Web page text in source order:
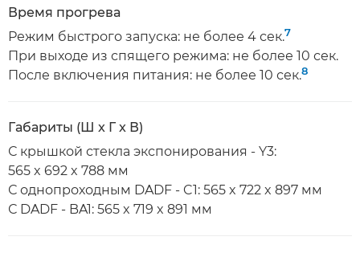
Время прогрева
Режим быстрого запуска: не более 4 сек.7
При выходе из спящего режима: не более 10 сек.
После включения питания: не более 10 сек.8
Габариты (Ш x Г x В)
С крышкой стекла экспонирования - Y3:
565 x 692 x 788 мм
С однопроходным DADF - C1: 565 x 722 x 897 мм
С DADF - BA1: 565 x 719 x 891 мм